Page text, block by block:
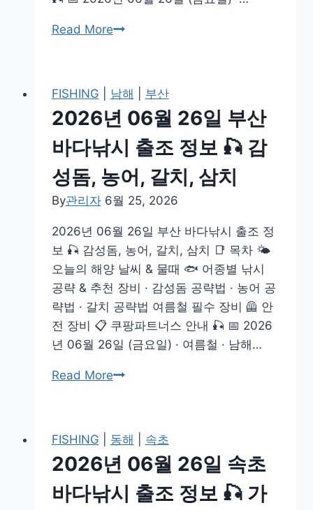
가
오
징
어,
방
어
Read More2026
월
26
일
통
바
다
시
출
조
정
보
🎣
감
볼
락,
치
FISHING 남해 부산
2026년 06월 26일 부산
바다낚시 출조 정보 🎣 감
성돔, 농어, 갈치, 삼치
By관리자 6월 25, 2026
2026년 06월 26일 부산 바다낚시 출조 정
보 🎣 감성돔, 농어, 갈치, 삼치 📑 목차 🌤️
오늘의 해양 날씨 & 물때 🐟 어종별 낚시
공략 & 추천 장비 · 감성돔 공략법 · 농어 공
략법 · 갈치 공략법 여름철 필수 장비 🦺 안
전 장비 📋 쿠팡파트너스 안내 🎣 📅 2026
년 06월 26일 (금요일) · 여름철 · 남해…
Read More2026
월
26
일
부
FISHING 동해 속초
2026년 06월 26일 속초
바다낚시 출조 정보 🎣 가